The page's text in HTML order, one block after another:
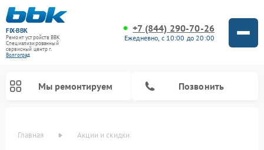
FIX-BBK
Ремонт устройств BBK
Специализированный
cервисный центр г.
Волгоград
+7 (844) 290-70-26
Ежедневно, с 10:00 до 20:00
Мы ремонтируем Позвонить
Главная Акции и скидки